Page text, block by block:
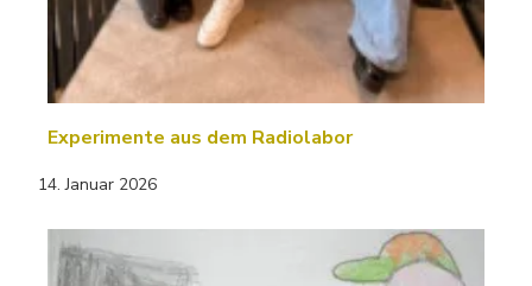
Experimente aus dem Radiolabor
14. Januar 2026